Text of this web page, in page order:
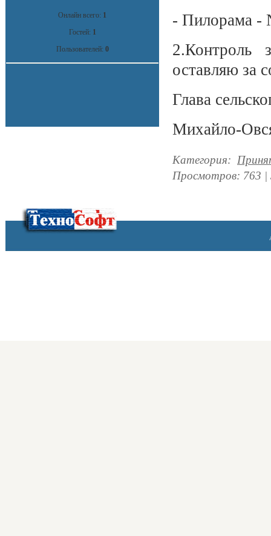
Онлайн всего: 1
Гостей: 1
Пользователей: 0
- Пилорама -
2.Контроль
оставляю за
Глава
Михайло-
Категория:
Просмотров: 763 |